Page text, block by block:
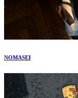
NOMASEI